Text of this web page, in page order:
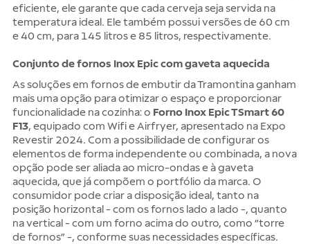
eficiente, ele garante que cada cerveja seja servida na
temperatura ideal. Ele também possui versões de 60 cm
e 40 cm, para 145 litros e 85 litros, respectivamente.
Conjunto de fornos Inox Epic com gaveta aquecida
As soluções em fornos de embutir da Tramontina ganham
mais uma opção para otimizar o espaço e proporcionar
funcionalidade na cozinha: o Forno Inox Epic TSmart 60
F13, equipado com Wifi e Airfryer, apresentado na Expo
Revestir 2024. Com a possibilidade de configurar os
elementos de forma independente ou combinada, a nova
opção pode ser aliada ao micro-ondas e à gaveta
aquecida, que já compõem o portfólio da marca. O
consumidor pode criar a disposição ideal, tanto na
posição horizontal - com os fornos lado a lado -, quanto
na vertical - com um forno acima do outro, como “torre
de fornos” -, conforme suas necessidades específicas.